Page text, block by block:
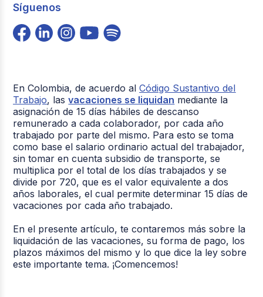
Síguenos
En Colombia, de acuerdo alCódigo Sustantivo del
Trabajo, lasvacaciones se liquidan mediante la
asignación de 15 días hábiles de descanso
remunerado a cada colaborador, por cada año
trabajado por parte del mismo. Para esto se toma
como base el salario ordinario actual del trabajador,
sin tomar en cuenta subsidio de transporte, se
multiplica por el total de los días trabajados y se
divide por 720, que es el valor equivalente a dos
años laborales, el cual permite determinar 15 días de
vacaciones por cada año trabajado.
En el presente artículo, te contaremos más sobre la
liquidación de las vacaciones, su forma de pago, los
plazos máximos del mismo y lo que dice la ley sobre
este importante tema. ¡Comencemos!